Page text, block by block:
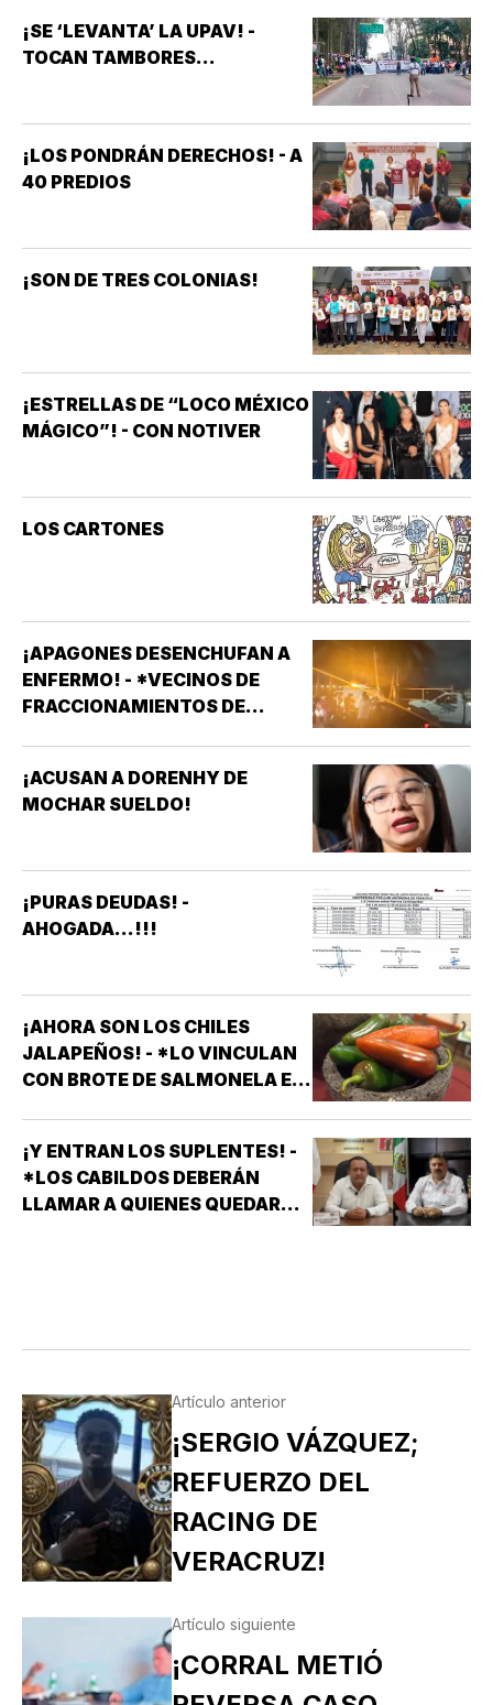
¡SE ‘LEVANTA’ LA UPAV! -
TOCAN TAMBORES...
¡LOS PONDRÁN DERECHOS! - A
40 PREDIOS
¡SON DE TRES COLONIAS!
¡ESTRELLAS DE “LOCO MÉXICO
MÁGICO”! - CON NOTIVER
LOS CARTONES
¡APAGONES DESENCHUFAN A
ENFERMO! - *VECINOS DE
FRACCIONAMIENTOS DE
AFECTAN ELEVADORES,
TRATAMIENTOS MÉDICOS Y
¡ACUSAN A DORENHY DE
MOCHAR SUELDO!
¡PURAS DEUDAS! -
AHOGADA...!!!
¡AHORA SON LOS CHILES
JALAPEÑOS! - *LO VINCULAN
CON BROTE DE SALMONELA EN
¡Y ENTRAN LOS SUPLENTES! -
*LOS CABILDOS DEBERÁN
LLAMAR A QUIENES QUEDARON
Artículo anterior
¡SERGIO VÁZQUEZ;
REFUERZO DEL
RACING DE
VERACRUZ!
Artículo siguiente
¡CORRAL METIÓ